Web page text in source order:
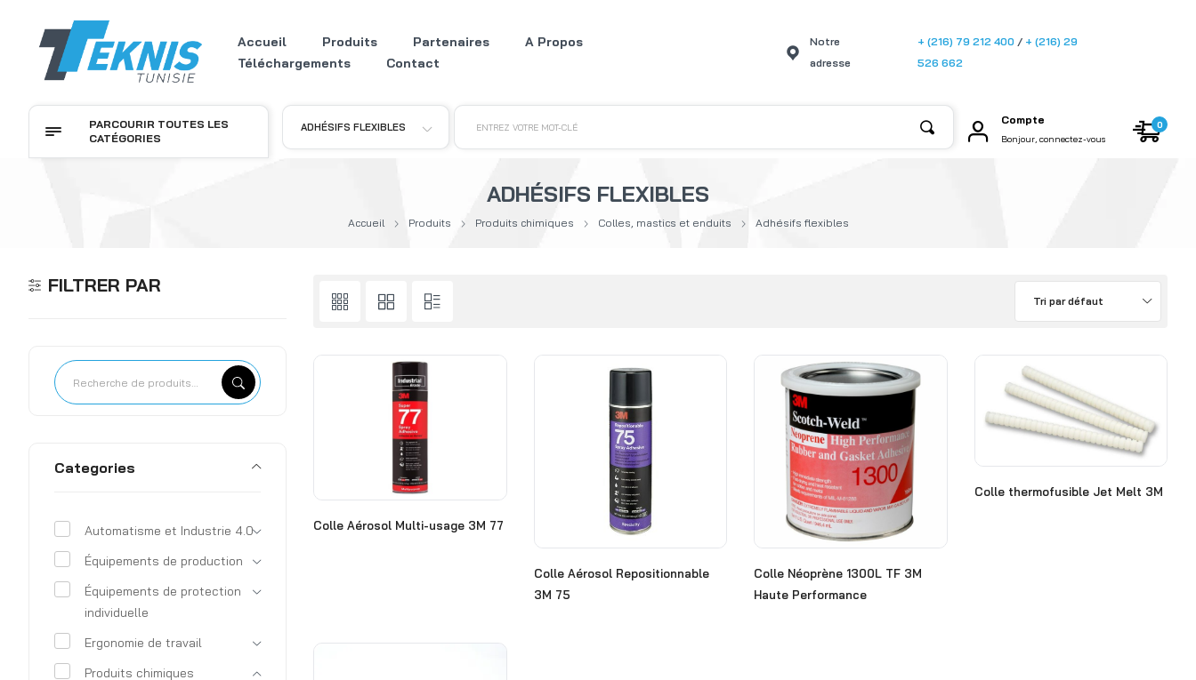
Accueil Produits Partenaires
A Propos
Téléchargements
Contact
Notre
adresse
+ (216) 79 212 400 / + (216) 29
526 662
ADHÉSIFS FLEXIBLES ENTREZ VOTRE MOT-CLÉ
Compte
Bonjour, connectez-vous
0
PARCOURIR TOUTES LES
CATÉGORIES
ADHÉSIFS FLEXIBLES
Accueil Produits Produits chimiques Colles, mastics et enduits Adhésifs flexibles
FILTRER PAR
Categories
Automatisme et Industrie 4.0
Équipements de production
Équipements de protection
individuelle
Ergonomie de travail
Produits chimiques
Tri par défaut
Colle Aérosol Multi-usage 3M 77
Colle Aérosol Repositionnable
3M 75
Colle Néoprène 1300L TF 3M
Haute Performance
Colle thermofusible Jet Melt 3M